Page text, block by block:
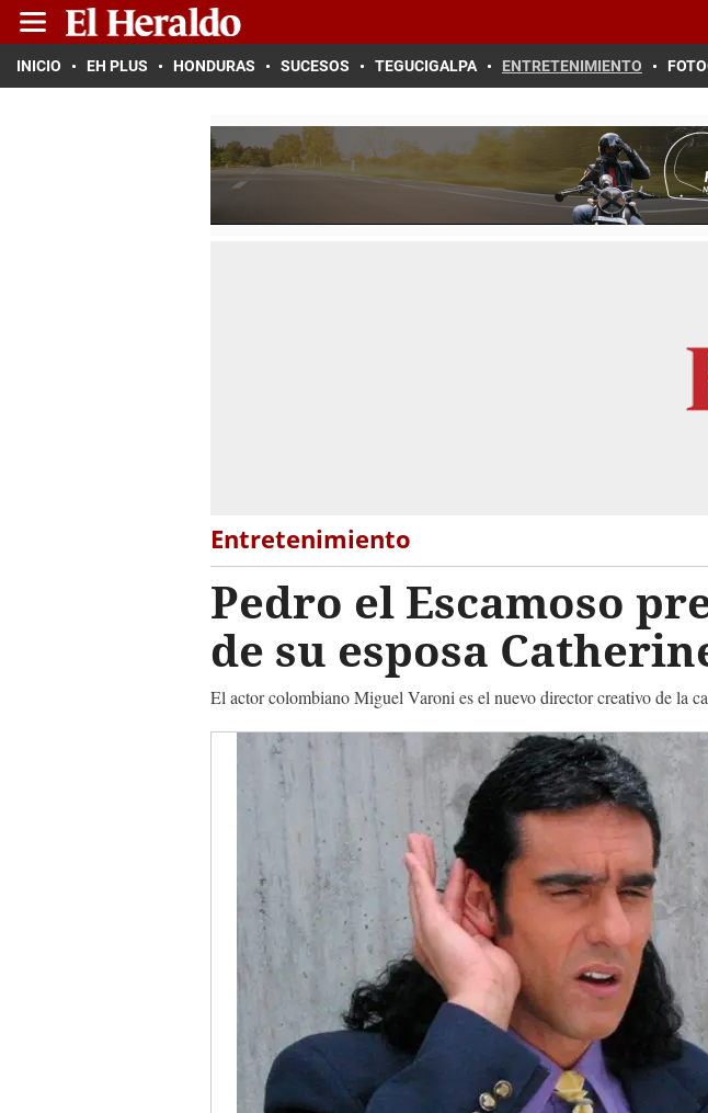
INICIO EH PLUS HONDURAS SUCESOS TEGUCIGALPA ENTRETENIMIENTO
Entretenimiento
Pedro el Escamoso
de su esposa
El actor colombiano Miguel Varoni es el nuevo director creativo de la